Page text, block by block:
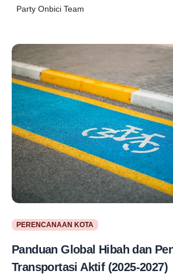
Party Onbici Team
PERENCANAAN KOTA
Panduan Global Hibah dan
Transportasi Aktif (2025-2027)